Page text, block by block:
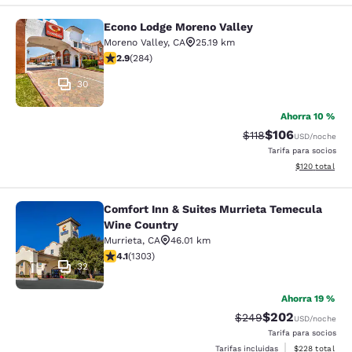
Econo Lodge Moreno Valley
30
Econo Lodge Moreno Valley
Moreno Valley, CA
25.19 km
calificación de 2.92 estrellas. Feria. 284 reseñas
2.9(284)
Ahorra 10 %
Precio tachado:
$118Precio con
$106USD/noche
Tarifa para socios
Ver detalles
$120 total
Comfort Inn & Suites Murrieta
32
Comfort Inn & Suites Murrieta Temecula
Wine Country
Murrieta, CA
46.01 km
calificación de 4.07 estrellas. Muy bueno. 1303
4.1(1303)
Ahorra 19 %
Precio tachado:
$249Precio con
$202USD/noche
Tarifa para socios
Tarifas incluidas
Ver detalles
$228 total